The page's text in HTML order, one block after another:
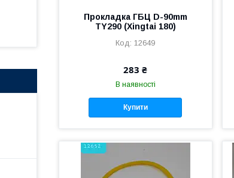
Прокладка ГБЦ D-90mm
TY290 (Xingtai 180)
12649
283 ₴
В наявності
Купити